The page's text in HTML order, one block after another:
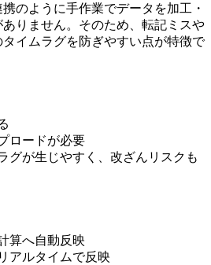
のように手作業でデータを加工・
りません。そのため、転記ミスや
イムラグを防ぎやすい点が特徴で
ロードが必要
グが生じやすく、改ざんリスクも
算へ自動反映
アルタイムで反映